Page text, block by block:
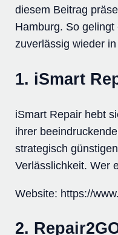
diesem Beitrag
Hamburg. So
zuverlässig wieder
1. iSmart
iSmart Repair hebt
ihrer
strategisch
Verlässlichkeit. Wer
Website: https://
2.